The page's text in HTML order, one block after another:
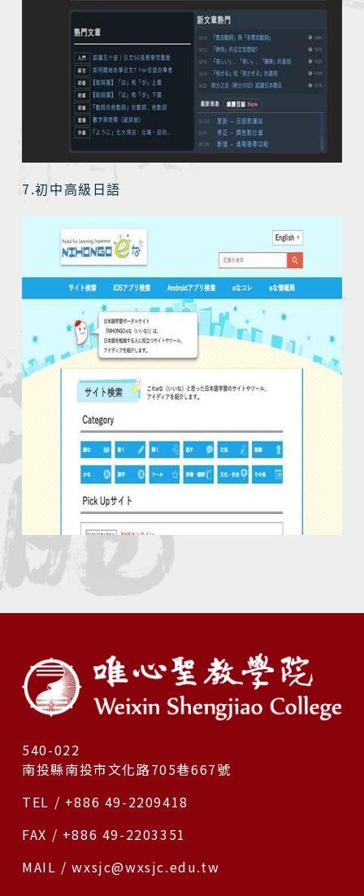
7.初中高級日語
540-022
南投縣南投市文化路705巷667號
TEL / +886 49-2209418
FAX / +886 49-2203351
MAIL / wxsjc@wxsjc.edu.tw